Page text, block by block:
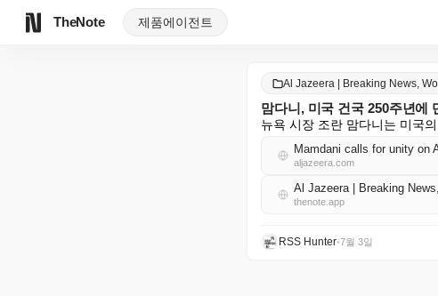
TheNote 제품에이전트
Al Jazeera | Breaking News,
맘다니, 미국 건국 250주년에
뉴욕 시장 조란 맘다니는 미국
Mamdani calls for unity on
aljazeera.com
Al Jazeera | Breaking
thenote.app
RSS Hunter•7월 3일